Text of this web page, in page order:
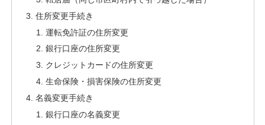
住所変更手続き
運転免許証の住所変更
銀行口座の住所変更
クレジットカードの住所変更
生命保険・損害保険の住所変更
名義変更手続き
銀行口座の名義変更